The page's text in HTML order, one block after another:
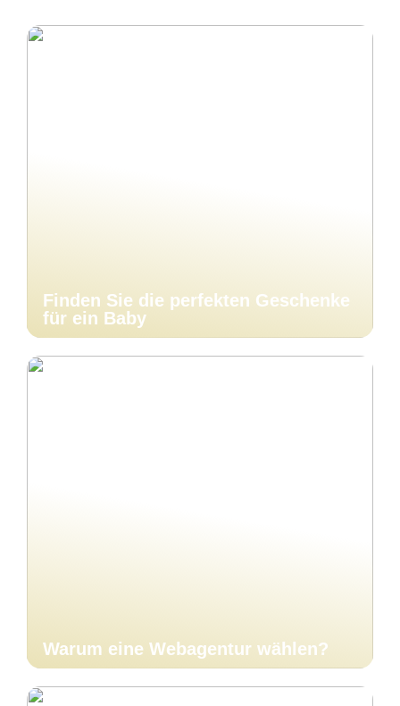
Finden Sie die perfekten Geschenke
für ein Baby
Warum eine Webagentur wählen?